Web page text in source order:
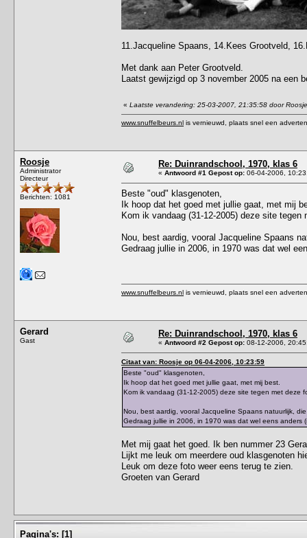
11.Jacqueline Spaans, 14.Kees Grootveld,
Met dank aan Peter Grootveld.
Laatst gewijzigd op 3 november 2005 na een
« Laatste verandering: 25-03-2007, 21:35:58 door Roosje
www.snuffelbeurs.nl is vernieuwd, plaats snel een
Roosje
Administrator
Directeur
Berichten: 1081
Re: Duinrandschool, 1970, klas 6
« Antwoord #1 Gepost op: 06-04-2006,
Beste "oud" klasgenoten,
Ik hoop dat het goed met jullie gaat, met mij
Kom ik vandaag (31-12-2005) deze site
Nou, best aardig, vooral Jacqueline Spaans
Gedraag jullie in 2006, in 1970 was dat wel
www.snuffelbeurs.nl is vernieuwd, plaats snel een
Gerard
Gast
Re: Duinrandschool, 1970, klas 6
« Antwoord #2 Gepost op: 08-12-2006,
Citaat van: Roosje op 06-04-2006, 10:23:59
Beste "oud" klasgenoten,
Ik hoop dat het goed met jullie gaat, met mij best.
Kom ik vandaag (31-12-2005) deze site tegen met deze
Nou, best aardig, vooral Jacqueline Spaans natuurlijk,
Gedraag jullie in 2006, in 1970 was dat wel eens anders
Met mij gaat het goed. Ik ben nummer 23
Lijkt me leuk om meerdere oud klasgenoten
Leuk om deze foto weer eens terug te zien.
Groeten van Gerard
Pagina's: [1]